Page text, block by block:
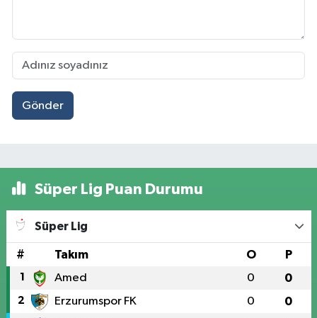
Gönder
Süper Lig Puan Durumu
Süper Lig
# Takım O P
1 Amed 0 0
2 Erzurumspor FK 0 0